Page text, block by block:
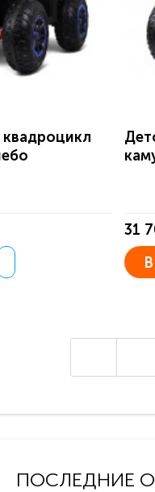
31
ПОСЛЕДНИЕ